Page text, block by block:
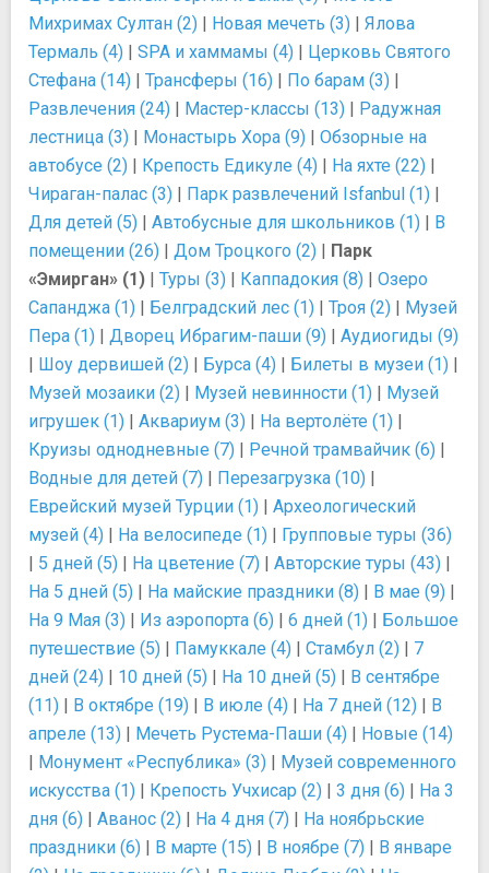
Михримах Султан (2) | Новая мечеть (3) | Ялова
Термаль (4) | SPA и хаммамы (4) | Церковь Святого
Стефана (14) | Трансферы (16) | По барам (3) |
Развлечения (24) | Мастер-классы (13) | Радужная
лестница (3) | Монастырь Хора (9) | Обзорные на
автобусе (2) | Крепость Едикуле (4) | На яхте (22) |
Чираган-палас (3) | Парк развлечений Isfanbul (1) |
Для детей (5) | Автобусные для школьников (1) | В
помещении (26) | Дом Троцкого (2) | Парк
«Эмирган» (1) | Туры (3) | Каппадокия (8) | Озеро
Сапанджа (1) | Белградский лес (1) | Троя (2) | Музей
Пера (1) | Дворец Ибрагим-паши (9) | Аудиогиды (9)
| Шоу дервишей (2) | Бурса (4) | Билеты в музеи (1) |
Музей мозаики (2) | Музей невинности (1) | Музей
игрушек (1) | Аквариум (3) | На вертолёте (1) |
Круизы однодневные (7) | Речной трамвайчик (6) |
Водные для детей (7) | Перезагрузка (10) |
Еврейский музей Турции (1) | Археологический
музей (4) | На велосипеде (1) | Групповые туры (36)
| 5 дней (5) | На цветение (7) | Авторские туры (43) |
На 5 дней (5) | На майские праздники (8) | В мае (9) |
На 9 Мая (3) | Из аэропорта (6) | 6 дней (1) | Большое
путешествие (5) | Памуккале (4) | Стамбул (2) | 7
дней (24) | 10 дней (5) | На 10 дней (5) | В сентябре
(11) | В октябре (19) | В июле (4) | На 7 дней (12) | В
апреле (13) | Мечеть Рустема-Паши (4) | Новые (14)
| Монумент «Республика» (3) | Музей современного
искусства (1) | Крепость Учхисар (2) | 3 дня (6) | На 3
дня (6) | Аванос (2) | На 4 дня (7) | На ноябрьские
праздники (6) | В марте (15) | В ноябре (7) | В январе